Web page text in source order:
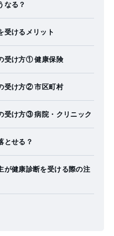
なる？
受けるメリット
受け方① 健康保険
受け方② 市区町村
受け方③ 病院・クリニック
とせる？
が健康診断を受ける際の注